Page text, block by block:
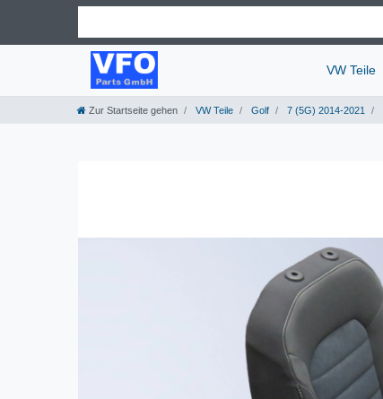
VW Teile
Zur Startseite gehen VW Teile Golf 7 (5G) 2014-2021